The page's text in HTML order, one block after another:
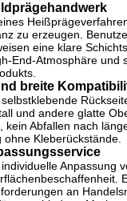
zu erzeugen.
eine klare
End-Atmosphäre und
breite
und andere glatte
kein Abfallen nach
Kleberückstände.
Anpassung
an